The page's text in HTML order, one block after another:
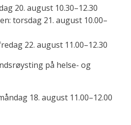
20. august 10.30–12.30
torsdag 21. august 10.00–
22. august 11.00–12.30
på helse- og
18. august 11.00–12.00